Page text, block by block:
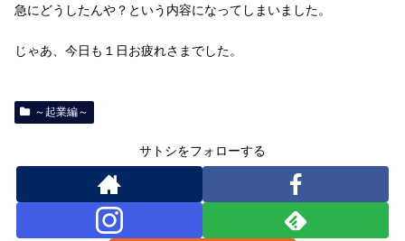
急にどうしたんや？という内容になってしまいました。
じゃあ、今日も１日お疲れさまでした。
～起業編～
サトシをフォローする